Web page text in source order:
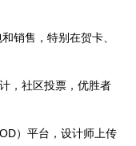
销售，特别在贺卡、
，社区投票，优胜者
）平台，设计师上传